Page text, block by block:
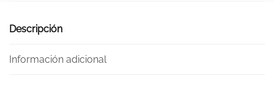
Descripción
Información adicional